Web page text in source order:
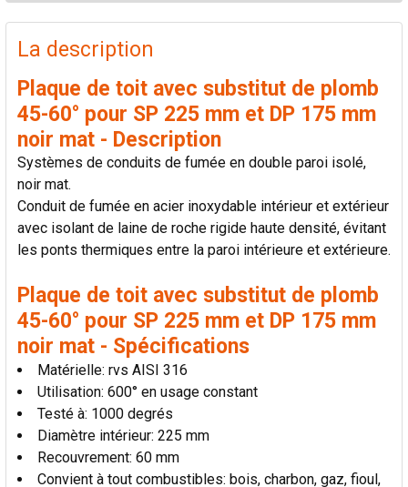
PRODUITS
FRÉQUEMMENT
ACHETÉS
TOUT
SÉLECTIONNER
AJOUTER
LA
SÉLECTION
AU PANIER
La description
Plaque de toit avec substitut de plomb
45-60° pour SP 225 mm et DP 175 mm
noir mat - Description
Systèmes de conduits de fumée en double paroi isolé,
noir mat.
Conduit de fumée en acier inoxydable intérieur et extérieur
avec isolant de laine de roche rigide haute densité, évitant
les ponts thermiques entre la paroi intérieure et extérieure.
Plaque de toit avec substitut de plomb
45-60° pour SP 225 mm et DP 175 mm
noir mat - Spécifications
Matérielle: rvs AISI 316
Utilisation: 600° en usage constant
Testé à: 1000 degrés
Diamètre intérieur: 225 mm
Recouvrement: 60 mm
Convient à tout combustibles: bois, charbon, gaz, fioul,